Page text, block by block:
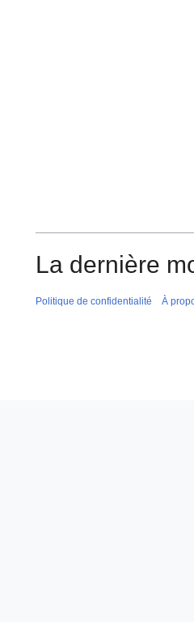
La dernière
Politique de confidentialité À